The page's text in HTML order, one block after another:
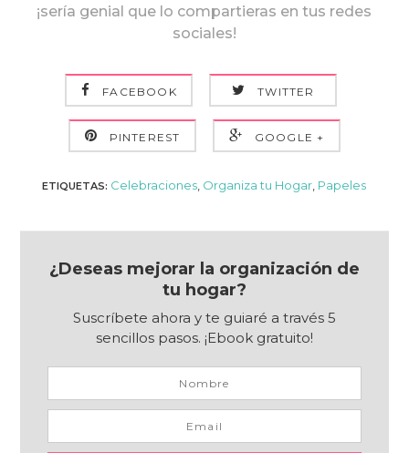
¡sería genial que lo compartieras en tus redes
sociales!
FACEBOOK TWITTER
PINTEREST GOOGLE +
ETIQUETAS: Celebraciones, Organiza tu Hogar, Papeles
¿Deseas mejorar la organización de
tu hogar?
Suscríbete ahora y te guiaré a través 5
sencillos pasos. ¡Ebook gratuito!